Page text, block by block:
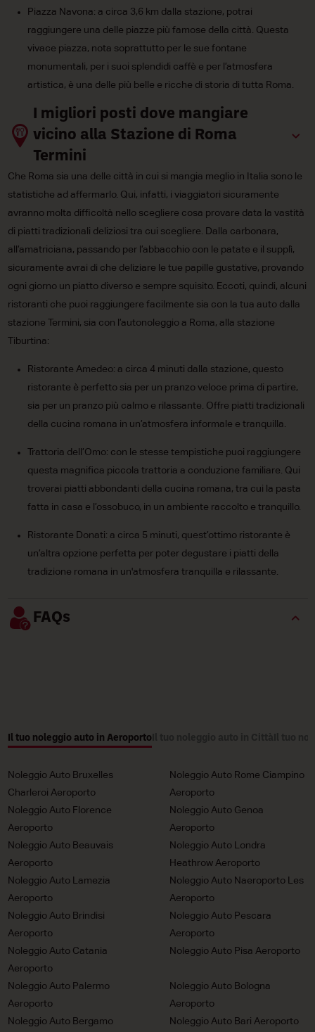
Piazza Navona: a circa 3,6 km dalla stazione, potrai
raggiungere una delle piazze più famose della città. Questa
vivace piazza, nota soprattutto per le sue fontane
monumentali, per i suoi splendidi caffè e per l’atmosfera
artistica, è una delle più belle e ricche di storia di tutta Roma.
I migliori posti dove mangiare
vicino alla Stazione di Roma
Termini
Che Roma sia una delle città in cui si mangia meglio in Italia sono le
statistiche ad affermarlo. Qui, infatti, i viaggiatori sicuramente
avranno molta difficoltà nello scegliere cosa provare data la vastità
di piatti tradizionali deliziosi tra cui scegliere. Dalla carbonara,
all’amatriciana, passando per l’abbacchio con le patate e il supplì,
sicuramente avrai di che deliziare le tue papille gustative, provando
ogni giorno un piatto diverso e sempre squisito. Eccoti, quindi, alcuni
ristoranti che puoi raggiungere facilmente sia con la tua auto dalla
stazione Termini, sia con l’autonoleggio a Roma, alla stazione
Tiburtina:
Ristorante Amedeo: a circa 4 minuti dalla stazione, questo
ristorante è perfetto sia per un pranzo veloce prima di partire,
sia per un pranzo più calmo e rilassante. Offre piatti tradizionali
della cucina romana in un’atmosfera informale e tranquilla.
Trattoria dell’Omo: con le stesse tempistiche puoi raggiungere
questa magnifica piccola trattoria a conduzione familiare. Qui
troverai piatti abbondanti della cucina romana, tra cui la pasta
fatta in casa e l’ossobuco, in un ambiente raccolto e tranquillo.
Ristorante Donati: a circa 5 minuti, quest’ottimo ristorante è
un’altra opzione perfetta per poter degustare i piatti della
tradizione romana in un'atmosfera tranquilla e rilassante.
FAQs
Il tuo noleggio auto in Aeroporto
Noleggio Auto Bruxelles
Charleroi Aeroporto
Noleggio Auto Rome Ciampino
Aeroporto
Noleggio Auto Florence
Aeroporto
Noleggio Auto Genoa
Aeroporto
Noleggio Auto Beauvais
Aeroporto
Noleggio Auto Londra
Heathrow Aeroporto
Noleggio Auto Lamezia
Aeroporto
Noleggio Auto Naeroporto Les
Aeroporto
Noleggio Auto Brindisi
Aeroporto
Noleggio Auto Pescara
Aeroporto
Noleggio Auto Catania
Aeroporto
Noleggio Auto Pisa Aeroporto
Noleggio Auto Palermo
Aeroporto
Noleggio Auto Bologna
Aeroporto
Noleggio Auto Bergamo
Noleggio Auto Bari Aeroporto